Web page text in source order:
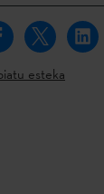
esteka